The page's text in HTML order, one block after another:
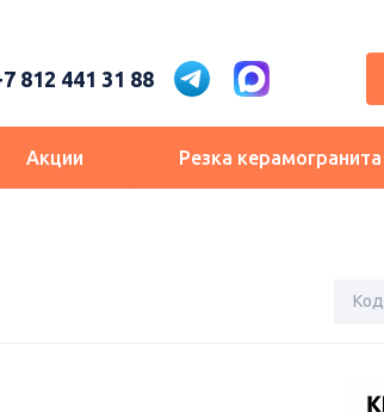
812 441 31 88
Акции Резка керамогранита
Код